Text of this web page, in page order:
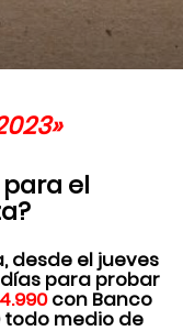
el
desde el jueves
días para probar
con Banco
todo medio de